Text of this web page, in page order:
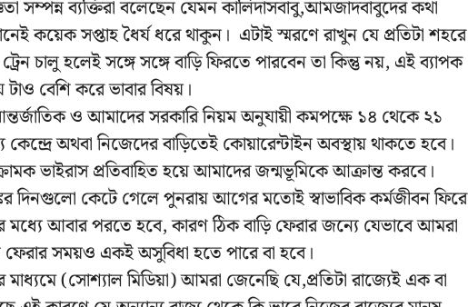
সম্পন্ন ব্যক্তিরা বলেছেন যেমন কালিদাসবাবু,আমজাদবাবুদের কথা
কয়েক সপ্তাহ ধৈর্য ধরে থাকুন। এটাই স্মরণে রাখুন যে প্রতিটা শহরে
চালু হলেই সঙ্গে সঙ্গে বাড়ি ফিরতে পারবেন তা কিন্তু নয়, এই ব্যাপক
টাও বেশি করে ভাবার বিষয়।
ও আমাদের সরকারি নিয়ম অনুযায়ী কমপক্ষে ১৪ থেকে ২১
কেন্দ্রে অথবা নিজেদের বাড়িতেই কোয়ারেন্টাইন অবস্থায় থাকতে হবে।
ভাইরাস প্রতিবাহিত হয়ে আমাদের জন্মভূমিকে আক্রান্ত করবে।
দিনগুলো কেটে গেলে পুনরায় আগের মতোই স্বাভাবিক কর্মজীবন ফিরে
আবার পরতে হবে, কারণ ঠিক বাড়ি ফেরার জন্যে যেভাবে আমরা
ফেরার সময়ও একই অসুবিধা হতে পারে বা হবে।
(সোশ্যাল মিডিয়া) আমরা জেনেছি যে,প্রতিটা রাজ্যেই এক বা